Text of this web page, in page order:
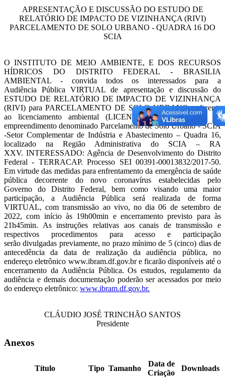
APRESENTAÇÃO E DISCUSSÃO DO ESTUDO DE
RELATÓRIO DE IMPACTO DE VIZINHANÇA (RIVI)
PARCELAMENTO DE SOLO URBANO - QUADRA 16 DO
SCIA
O INSTITUTO DE MEIO AMBIENTE, E DOS RECURSOS
HÍDRICOS DO DISTRITO FEDERAL - BRASILIA
AMBIENTAL - convida todos os interessados para a
Audiência Pública VIRTUAL de apresentação e discussão do
ESTUDO DE RELATÓRIO DE IMPACTO DE VIZINHANÇA
(RIVI) para PARCELAMENTO DE SOLO URBANO, referente
ao licenciamento ambiental (LICENÇA PRÉVIA - LP) do
empreendimento denominado Parcelamento de Solo Urbano - SCIA
-Setor Complementar de Indústria e Abastecimento – Quadra 16,
localizado na Região Administrativa do SCIA – RA
XXV. INTERESSADO: Agência de Desenvolvimento do Distrito
Federal - TERRACAP. Processo SEI 00391-00013832/2017-50.
Em virtude das medidas para enfrentamento da emergência de saúde
pública decorrente do novo coronavírus estabelecidas pelo
Governo do Distrito Federal, bem como visando uma maior
participação, a Audiência Pública será realizada de forma
VIRTUAL, com transmissão ao vivo, no dia 06 de setembro de
2022, com início às 19h00min e encerramento previsto para às
21h45min. As instruções relativas aos canais de transmissão e
respectivos procedimentos para acesso e participação
serão divulgadas previamente, no prazo mínimo de 5 (cinco) dias de
antecedência da data de realização da audiência pública, no
endereço eletrônico www.ibram.df.gov.br e ficarão disponíveis até o
encerramento da Audiência Pública. Os estudos, regulamento da
audiência e demais documentação poderão ser acessados por meio
do endereço eletrônico: www.ibram.df.gov.br.
CLÁUDIO JOSÉ TRINCHÃO SANTOS
Presidente
Anexos
Título Tipo Tamanho
Data de
Criação
Downloads